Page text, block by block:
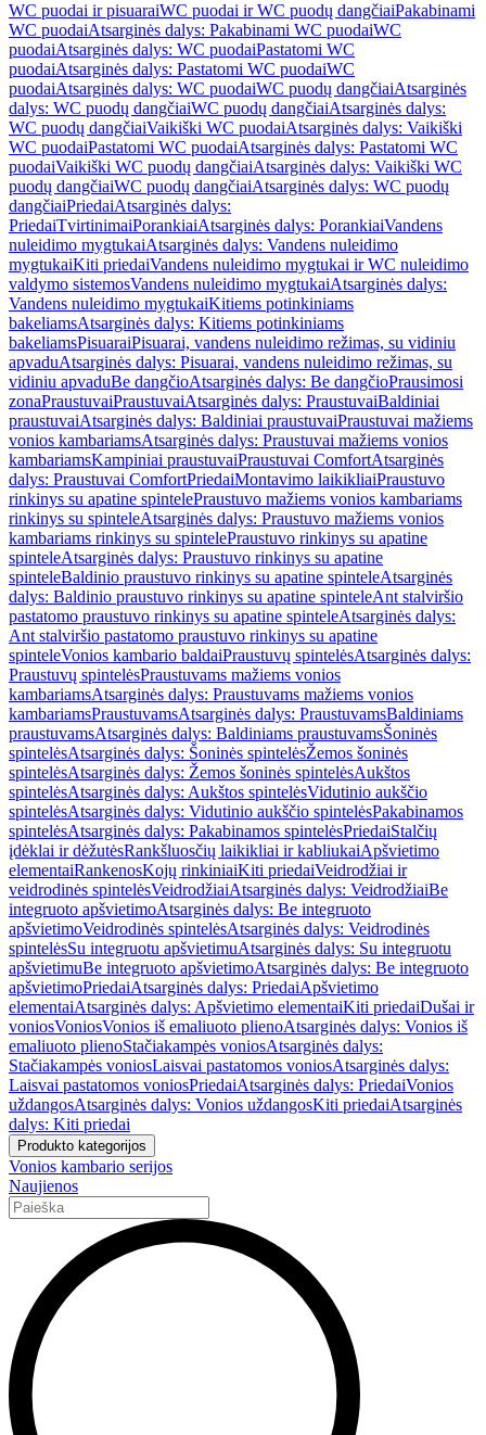
WC puodai ir pisuaraiWC puodai ir WC puodų dangčiaiPakabinami
WC puodaiAtsarginės dalys: Pakabinami WC puodaiWC
puodaiAtsarginės dalys: WC puodaiPastatomi WC
puodaiAtsarginės dalys: Pastatomi WC puodaiWC
puodaiAtsarginės dalys: WC puodaiWC puodų dangčiaiAtsarginės
dalys: WC puodų dangčiaiWC puodų dangčiaiAtsarginės dalys:
WC puodų dangčiaiVaikiški WC puodaiAtsarginės dalys: Vaikiški
WC puodaiPastatomi WC puodaiAtsarginės dalys: Pastatomi WC
puodaiVaikiški WC puodų dangčiaiAtsarginės dalys: Vaikiški WC
puodų dangčiaiWC puodų dangčiaiAtsarginės dalys: WC puodų
dangčiaiPriedaiAtsarginės dalys:
PriedaiTvirtinimaiPorankiaiAtsarginės dalys: PorankiaiVandens
nuleidimo mygtukaiAtsarginės dalys: Vandens nuleidimo
mygtukaiKiti priedaiVandens nuleidimo mygtukai ir WC nuleidimo
valdymo sistemosVandens nuleidimo mygtukaiAtsarginės dalys:
Vandens nuleidimo mygtukaiKitiems potinkiniams
bakeliamsAtsarginės dalys: Kitiems potinkiniams
bakeliamsPisuaraiPisuarai, vandens nuleidimo režimas, su vidiniu
apvaduAtsarginės dalys: Pisuarai, vandens nuleidimo režimas, su
vidiniu apvaduBe dangčioAtsarginės dalys: Be dangčioPrausimosi
zonaPraustuvaiPraustuvaiAtsarginės dalys: PraustuvaiBaldiniai
praustuvaiAtsarginės dalys: Baldiniai praustuvaiPraustuvai mažiems
vonios kambariamsAtsarginės dalys: Praustuvai mažiems vonios
kambariamsKampiniai praustuvaiPraustuvai ComfortAtsarginės
dalys: Praustuvai ComfortPriedaiMontavimo laikikliaiPraustuvo
rinkinys su apatine spintelePraustuvo mažiems vonios kambariams
rinkinys su spinteleAtsarginės dalys: Praustuvo mažiems vonios
kambariams rinkinys su spintelePraustuvo rinkinys su apatine
spinteleAtsarginės dalys: Praustuvo rinkinys su apatine
spinteleBaldinio praustuvo rinkinys su apatine spinteleAtsarginės
dalys: Baldinio praustuvo rinkinys su apatine spinteleAnt stalviršio
pastatomo praustuvo rinkinys su apatine spinteleAtsarginės dalys:
Ant stalviršio pastatomo praustuvo rinkinys su apatine
spinteleVonios kambario baldaiPraustuvų spintelėsAtsarginės dalys:
Praustuvų spintelėsPraustuvams mažiems vonios
kambariamsAtsarginės dalys: Praustuvams mažiems vonios
kambariamsPraustuvamsAtsarginės dalys: PraustuvamsBaldiniams
praustuvamsAtsarginės dalys: Baldiniams praustuvamsŠoninės
spintelėsAtsarginės dalys: Šoninės spintelėsŽemos šoninės
spintelėsAtsarginės dalys: Žemos šoninės spintelėsAukštos
spintelėsAtsarginės dalys: Aukštos spintelėsVidutinio aukščio
spintelėsAtsarginės dalys: Vidutinio aukščio spintelėsPakabinamos
spintelėsAtsarginės dalys: Pakabinamos spintelėsPriedaiStalčių
įdėklai ir dėžutėsRankšluosčių laikikliai ir kabliukaiApšvietimo
elementaiRankenosKojų rinkiniaiKiti priedaiVeidrodžiai ir
veidrodinės spintelėsVeidrodžiaiAtsarginės dalys: VeidrodžiaiBe
integruoto apšvietimoAtsarginės dalys: Be integruoto
apšvietimoVeidrodinės spintelėsAtsarginės dalys: Veidrodinės
spintelėsSu integruotu apšvietimuAtsarginės dalys: Su integruotu
apšvietimuBe integruoto apšvietimoAtsarginės dalys: Be integruoto
apšvietimoPriedaiAtsarginės dalys: PriedaiApšvietimo
elementaiAtsarginės dalys: Apšvietimo elementaiKiti priedaiDušai ir
voniosVoniosVonios iš emaliuoto plienoAtsarginės dalys: Vonios iš
emaliuoto plienoStačiakampės voniosAtsarginės dalys:
Stačiakampės voniosLaisvai pastatomos voniosAtsarginės dalys:
Laisvai pastatomos voniosPriedaiAtsarginės dalys: PriedaiVonios
uždangosAtsarginės dalys: Vonios uždangosKiti priedaiAtsarginės
dalys: Kiti priedai
Produkto kategorijos
Vonios kambario serijos
Naujienos